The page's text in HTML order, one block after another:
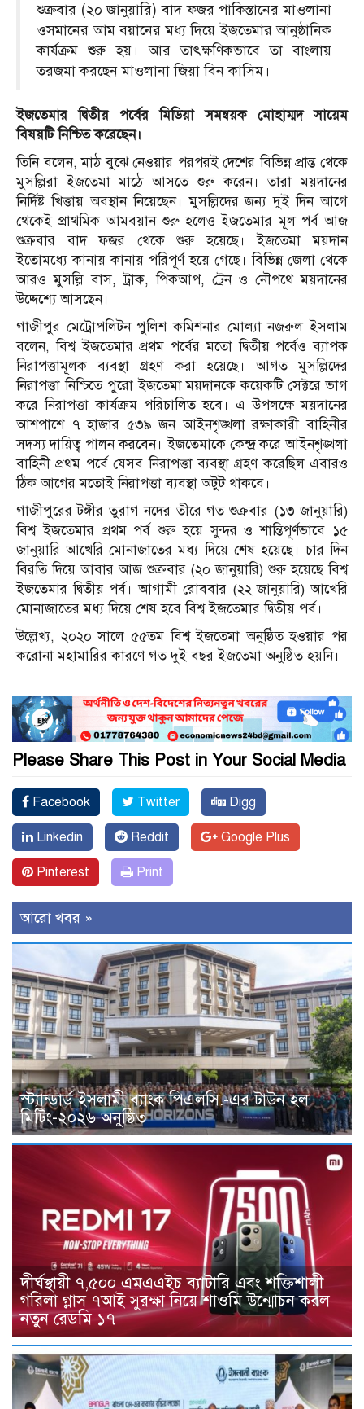
শুক্রবার (২০ জানুয়ারি) বাদ ফজর পাকিস্তানের মাওলানা
ওসমানের আম বয়ানের মধ্য দিয়ে ইজতেমার আনুষ্ঠানিক
কার্যক্রম শুরু হয়। আর তাৎক্ষণিকভাবে তা বাংলায়
তরজমা করছেন মাওলানা জিয়া বিন কাসিম।
ইজতেমার দ্বিতীয় পর্বের মিডিয়া সমন্বয়ক মোহাম্মদ সায়েম
বিষয়টি নিশ্চিত করেছেন।
তিনি বলেন, মাঠ বুঝে নেওয়ার পরপরই দেশের বিভিন্ন প্রান্ত থেকে
মুসল্লিরা ইজতেমা মাঠে আসতে শুরু করেন। তারা ময়দানের
নির্দিষ্ট খিত্তায় অবস্থান নিয়েছেন। মুসল্লিদের জন্য দুই দিন আগে
থেকেই প্রাথমিক আমবয়ান শুরু হলেও ইজতেমার মূল পর্ব আজ
শুক্রবার বাদ ফজর থেকে শুরু হয়েছে। ইজতেমা ময়দান
ইতোমধ্যে কানায় কানায় পরিপূর্ণ হয়ে গেছে। বিভিন্ন জেলা থেকে
আরও মুসল্লি বাস, ট্রাক, পিকআপ, ট্রেন ও নৌপথে ময়দানের
উদ্দেশ্যে আসছেন।
গাজীপুর মেট্রোপলিটন পুলিশ কমিশনার মোল্যা নজরুল ইসলাম
বলেন, বিশ্ব ইজতেমার প্রথম পর্বের মতো দ্বিতীয় পর্বেও ব্যাপক
নিরাপত্তামূলক ব্যবস্থা গ্রহণ করা হয়েছে। আগত মুসল্লিদের
নিরাপত্তা নিশ্চিতে পুরো ইজতেমা ময়দানকে কয়েকটি সেক্টরে ভাগ
করে নিরাপত্তা কার্যক্রম পরিচালিত হবে। এ উপলক্ষে ময়দানের
আশপাশে ৭ হাজার ৫৩৯ জন আইনশৃঙ্খলা রক্ষাকারী বাহিনীর
সদস্য দায়িত্ব পালন করবেন। ইজতেমাকে কেন্দ্র করে আইনশৃঙ্খলা
বাহিনী প্রথম পর্বে যেসব নিরাপত্তা ব্যবস্থা গ্রহণ করেছিল এবারও
ঠিক আগের মতোই নিরাপত্তা ব্যবস্থা অটুট থাকবে।
গাজীপুরের টঙ্গীর তুরাগ নদের তীরে গত শুক্রবার (১৩ জানুয়ারি)
বিশ্ব ইজতেমার প্রথম পর্ব শুরু হয়ে সুন্দর ও শান্তিপূর্ণভাবে ১৫
জানুয়ারি আখেরি মোনাজাতের মধ্য দিয়ে শেষ হয়েছে। চার দিন
বিরতি দিয়ে আবার আজ শুক্রবার (২০ জানুয়ারি) শুরু হয়েছে বিশ্ব
ইজতেমার দ্বিতীয় পর্ব। আগামী রোববার (২২ জানুয়ারি) আখেরি
মোনাজাতের মধ্য দিয়ে শেষ হবে বিশ্ব ইজতেমার দ্বিতীয় পর্ব।
উল্লেখ্য, ২০২০ সালে ৫৫তম বিশ্ব ইজতেমা অনুষ্ঠিত হওয়ার পর
করোনা মহামারির কারণে গত দুই বছর ইজতেমা অনুষ্ঠিত হয়নি।
Please Share This Post in Your Social Media
Facebook Twitter Digg
Linkedin Reddit Google Plus
Pinterest Print
আরো খবর »
স্ট্যান্ডার্ড ইসলামী ব্যাংক পিএলসি.-এর টাউন হল
মিটিং-২০২৬ অনুষ্ঠিত
দীর্ঘস্থায়ী ৭,৫০০ এমএএইচ ব্যাটারি এবং শক্তিশালী
গরিলা গ্লাস ৭আই সুরক্ষা নিয়ে শাওমি উন্মোচন করল
নতুন রেডমি ১৭